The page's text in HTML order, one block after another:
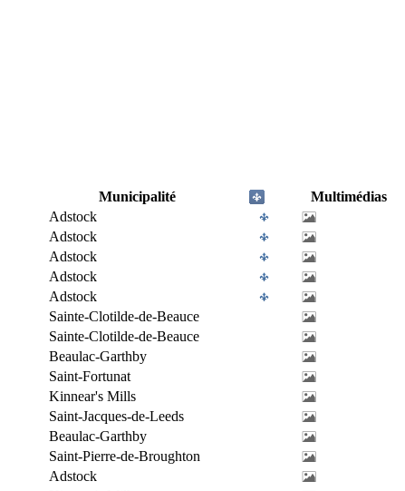
Municipalité
Multimédias
Adstock
Adstock
Adstock
Adstock
Adstock
Sainte-Clotilde-de-Beauce
Sainte-Clotilde-de-Beauce
Beaulac-Garthby
Saint-Fortunat
Kinnear's Mills
Saint-Jacques-de-Leeds
Beaulac-Garthby
Saint-Pierre-de-Broughton
Adstock